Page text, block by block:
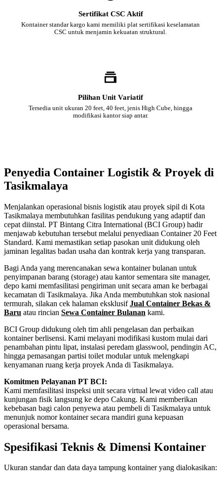
Sertifikat CSC Aktif
Kontainer standar kargo kami memiliki plat sertifikasi keselamatan
CSC untuk menjamin kekuatan struktural.
Pilihan Unit Variatif
Tersedia unit ukuran 20 feet, 40 feet, jenis High Cube, hingga
modifikasi kantor siap antar.
Penyedia Container Logistik & Proyek di
Tasikmalaya
Menjalankan operasional bisnis logistik atau proyek sipil di Kota
Tasikmalaya membutuhkan fasilitas pendukung yang adaptif dan
cepat diinstal. PT Bintang Citra International (BCI Group) hadir
menjawab kebutuhan tersebut melalui penyediaan Container 20 Feet
Standard. Kami memastikan setiap pasokan unit didukung oleh
jaminan legalitas badan usaha dan kontrak kerja yang transparan.
Bagi Anda yang merencanakan sewa kontainer bulanan untuk
penyimpanan barang (storage) atau kantor sementara site manager,
depo kami memfasilitasi pengiriman unit secara aman ke berbagai
kecamatan di Tasikmalaya. Jika Anda membutuhkan stok nasional
termurah, silakan cek halaman eksklusifJual Container Bekas &
Baru atau rincian Sewa Container Bulanan kami.
BCI Group didukung oleh tim ahli pengelasan dan perbaikan
kontainer berlisensi. Kami melayani modifikasi kustom mulai dari
penambahan pintu lipat, instalasi peredam glasswool, pendingin AC,
hingga pemasangan partisi toilet modular untuk melengkapi
kenyamanan ruang kerja proyek Anda di Tasikmalaya.
Komitmen Pelayanan PT BCI:
Kami memfasilitasi inspeksi unit secara virtual lewat video call atau
kunjungan fisik langsung ke depo Cakung. Kami memberikan
kebebasan bagi calon penyewa atau pembeli di Tasikmalaya untuk
menunjuk nomor kontainer secara mandiri guna kepuasan
operasional bersama.
Spesifikasi Teknis & Dimensi Kontainer
Ukuran standar dan data daya tampung kontainer yang dialokasikan: